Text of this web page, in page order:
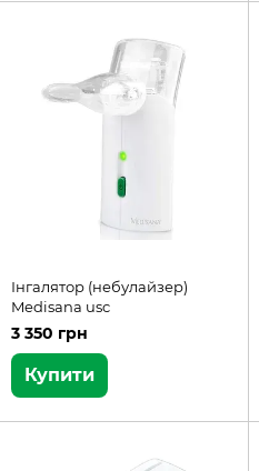
Інгалятор (небулайзер)
Medisana usc
3 350 грн
Купити